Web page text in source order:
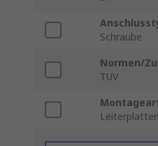
Schraube
Normen/
TUV